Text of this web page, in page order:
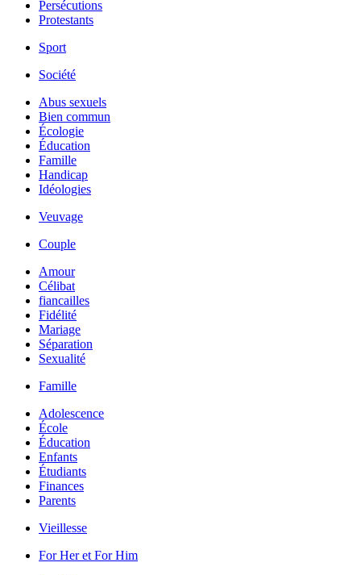
Persécutions
Protestants
Sport
Société
Abus sexuels
Bien commun
Écologie
Éducation
Famille
Handicap
Idéologies
Veuvage
Couple
Amour
Célibat
fiancailles
Fidélité
Mariage
Séparation
Sexualité
Famille
Adolescence
École
Éducation
Enfants
Étudiants
Finances
Parents
Vieillesse
For Her et For Him